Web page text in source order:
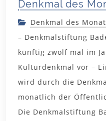
Denkmal des
Denkmal des
– Denkmalstiftung
künftig zwölf mal im
Kulturdenkmal vor –
wird durch die
monatlich der
Die Denkmalstiftung